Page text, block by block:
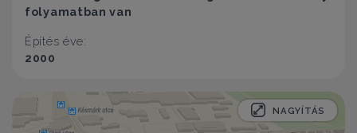
folyamatban van
Építés éve:
2000
NAGYÍTÁS